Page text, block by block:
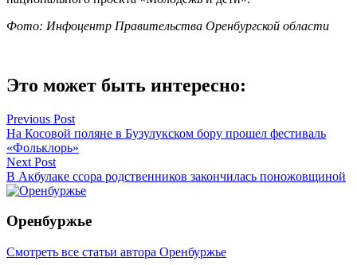
Фото: Инфоцентр Правительства Оренбургской области
Это может быть интересно:
Навигация
по
записям
Previous Post
На Косовой поляне в Бузулукском бору прошел фестиваль
«Фольклорь»
Next Post
В Акбулаке ссора родственников закончилась поножовщиной
Оренбуржье
Смотреть все статьи автора Оренбуржье